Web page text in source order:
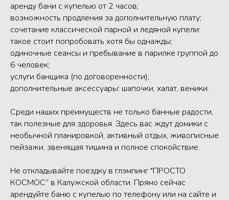
аренду бани с купелью от 2 часов;
возможность продления за дополнительную плату;
сочетание классической парной и ледяной купели:
такое стоит попробовать хотя бы однажды;
одиночные сеансы и пребывание в парилке группой до
6 человек;
услуги банщика (по договоренности);
дополнительные аксессуары: шапочки, халат, веники.
Среди наших преимуществ не только банные радости,
так полезные для здоровья. Здесь вас ждут домики с
необычной планировкой, активный отдых, живописные
пейзажи, звенящая тишина и полное спокойствие.
Не откладывайте поездку в глэмпинг "ПРОСТО
КОСМОС” в Калужской области. Прямо сейчас
арендуйте баню с купелью по телефону или на сайте и